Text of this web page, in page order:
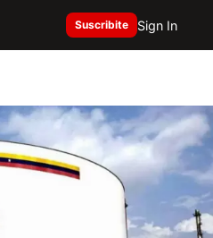
Suscribite Sign In